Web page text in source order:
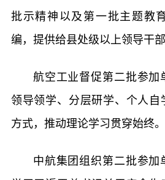
批示精神以及第一批主题教
编，提供给县处级以上领导干部
航空工业督促第二批参加
领导领学、分层研学、个人自
方式，推动理论学习贯穿始终。
中航集团组织第二批参加